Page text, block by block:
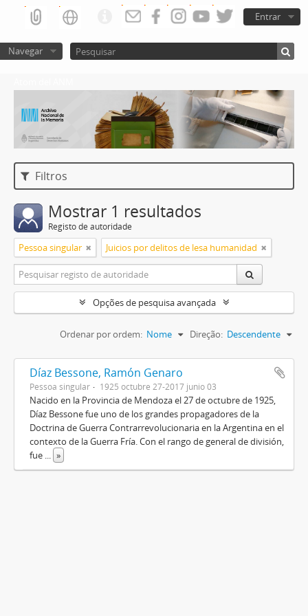
Entrar
Navegar
Filtros
Mostrar 1 resultados
Registo de autoridade
Pessoa singular Juicios por delitos de lesa humanidad
Opções de pesquisa avançada
Ordenar por ordem: Nome Direção: Descendente
Díaz Bessone, Ramón Genaro
Pessoa singular 1925 octubre 27-2017 junio 03
Nacido en la Provincia de Mendoza el 27 de octubre de 1925,
Díaz Bessone fue uno de los grandes propagadores de la
Doctrina de Guerra Contrarrevolucionaria en la Argentina en el
contexto de la Guerra Fría. Con el rango de general de división,
fue ... »